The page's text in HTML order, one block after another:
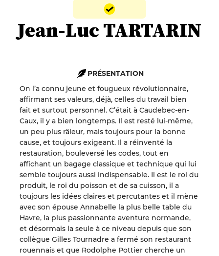
Jean-Luc TARTARIN
PRÉSENTATION
On l’a connu jeune et fougueux révolutionnaire,
affirmant ses valeurs, déjà, celles du travail bien
fait et surtout personnel. C’était à Caudebec-en-
Caux, il y a bien longtemps. Il est resté lui-même,
un peu plus râleur, mais toujours pour la bonne
cause, et toujours exigeant. Il a réinventé la
restauration, bouleversé les codes, tout en
affichant un bagage classique et technique qui lui
semble toujours aussi indispensable. Il est le roi du
produit, le roi du poisson et de sa cuisson, il a
toujours les idées claires et percutantes et il mène
avec son épouse Annabelle la plus belle table du
Havre, la plus passionnante aventure normande,
et désormais la seule à ce niveau depuis que son
collègue Gilles Tournadre a fermé son restaurant
rouennais et que Rodolphe Pottier cherche un